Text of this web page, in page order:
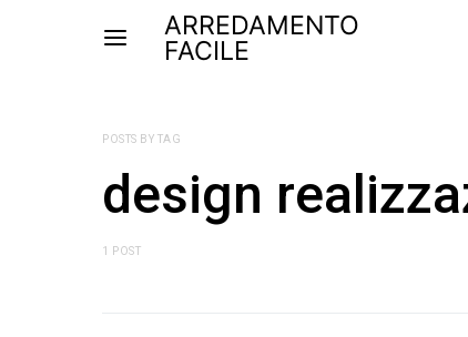
ARREDAMENTO
FACILE
POSTS BY TAG
design
1 POST